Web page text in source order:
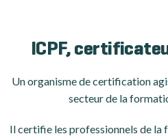
ICPF,
Un organisme de certification
secteur de la
Il certifie les professionnels de la